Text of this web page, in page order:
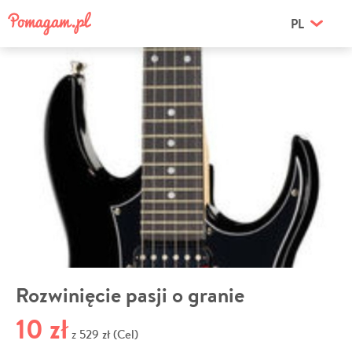
PL
Rozwinięcie pasji o granie
10 zł z 529 zł (Cel)